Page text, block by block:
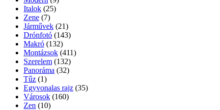
Italok (25)
Zene (7)
Járművek (21)
Drónfotó (143)
Makró (132)
Montázsok (411)
Szerelem (132)
Panoráma (32)
Tűz (1)
Egyvonalas rajz (35)
Városok (160)
Zen (10)